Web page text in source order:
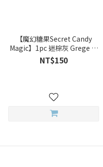
【魔幻糖果Secret Candy
Magic】1pc 迷棕灰 Grege 彩
色月拋
NT$150